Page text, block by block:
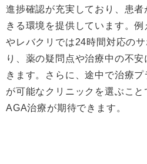
進捗確認が充実しており、患
きる環境を提供しています。
やレバクリでは24時間対応の
り、薬の疑問点や治療中の不
きます。さらに、途中で治療
が可能なクリニックを選ぶこ
AGA治療が期待できます。